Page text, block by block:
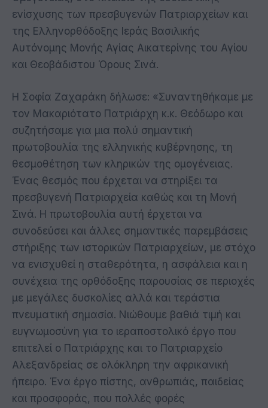
ενίσχυσης των πρεσβυγενών Πατριαρχείων και
της Ελληνορθόδοξης Ιεράς Βασιλικής
Αυτόνομης Μονής Αγίας Αικατερίνης του Αγίου
και Θεοβάδιστου Όρους Σινά.
Η Σοφία Ζαχαράκη δήλωσε: «Συναντηθήκαμε με
τον Μακαριότατο Πατριάρχη κ.κ. Θεόδωρο και
συζητήσαμε για μια πολύ σημαντική
πρωτοβουλία της ελληνικής κυβέρνησης, τη
θεσμοθέτηση των κληρικών της ομογένειας.
Ένας θεσμός που έρχεται να στηρίξει τα
πρεσβυγενή Πατριαρχεία καθώς και τη Μονή
Σινά. Η πρωτοβουλία αυτή έρχεται να
συνοδεύσει και άλλες σημαντικές παρεμβάσεις
στήριξης των ιστορικών Πατριαρχείων, με στόχο
να ενισχυθεί η σταθερότητα, η ασφάλεια και η
συνέχεια της ορθόδοξης παρουσίας σε περιοχές
με μεγάλες δυσκολίες αλλά και τεράστια
πνευματική σημασία. Νιώθουμε βαθιά τιμή και
ευγνωμοσύνη για το ιεραποστολικό έργο που
επιτελεί ο Πατριάρχης και το Πατριαρχείο
Αλεξανδρείας σε ολόκληρη την αφρικανική
ήπειρο. Ένα έργο πίστης, ανθρωπιάς, παιδείας
και προσφοράς, που πολλές φορές